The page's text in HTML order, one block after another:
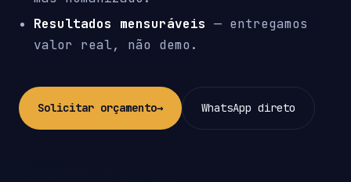
Resultados mensuráveis — entregamos
valor real, não demo.
Solicitar orçamento→ WhatsApp direto